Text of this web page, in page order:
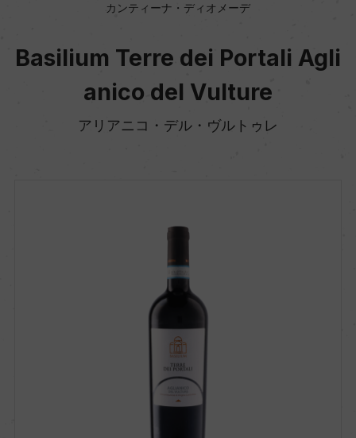
カンティーナ・ディオメーデ
Basilium Terre dei Portali Agli
anico del Vulture
アリアニコ・デル・ヴルトゥレ